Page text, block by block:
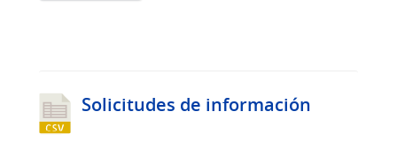
Solicitudes de información